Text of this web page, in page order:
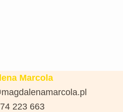
Marcola
223 663